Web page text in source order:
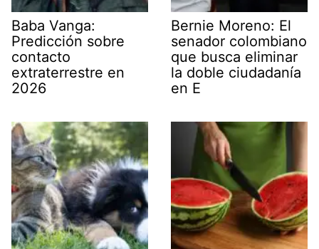
Baba Vanga:
Predicción sobre
contacto
extraterrestre en
2026
Bernie Moreno: El
senador colombiano
que busca eliminar
la doble ciudadanía
en E